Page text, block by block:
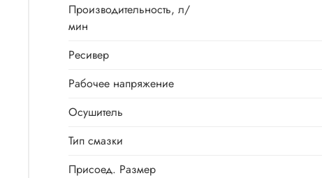
Производитель­ность, л/
мин
Ресивер
Рабочее напряжение
Осушитель
Тип смазки
Присоед. Размер